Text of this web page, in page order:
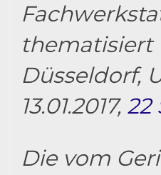
thematisiert
Düsseldorf,
13.01.2017, 22
Die vom